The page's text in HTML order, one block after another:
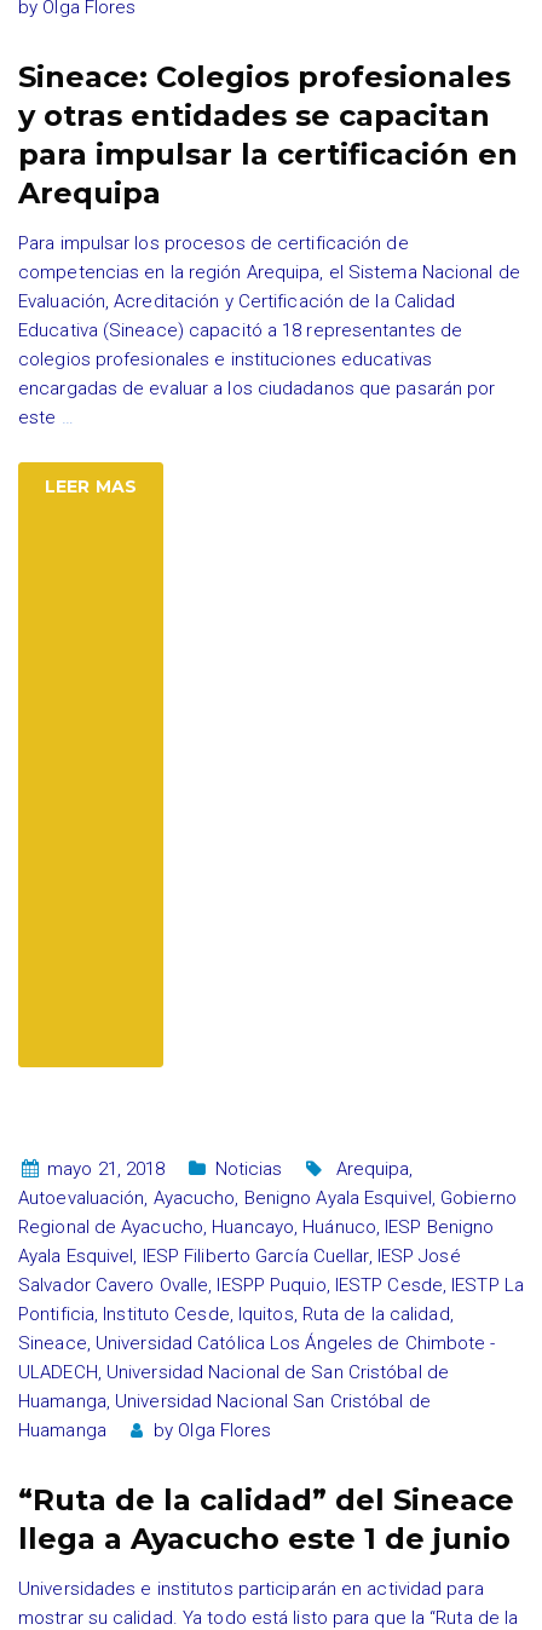
by Olga Flores
Sineace: Colegios profesionales
y otras entidades se capacitan
para impulsar la certificación en
Arequipa
Para impulsar los procesos de certificación de
competencias en la región Arequipa, el Sistema Nacional de
Evaluación, Acreditación y Certificación de la Calidad
Educativa (Sineace) capacitó a 18 representantes de
colegios profesionales e instituciones educativas
encargadas de evaluar a los ciudadanos que pasarán por
este …
LEER MAS
mayo 21, 2018 Noticias Arequipa,
Autoevaluación, Ayacucho, Benigno Ayala Esquivel, Gobierno
Regional de Ayacucho, Huancayo, Huánuco, IESP Benigno
Ayala Esquivel, IESP Filiberto García Cuellar, IESP José
Salvador Cavero Ovalle, IESPP Puquio, IESTP Cesde, IESTP La
Pontificia, Instituto Cesde, Iquitos, Ruta de la calidad,
Sineace, Universidad Católica Los Ángeles de Chimbote -
ULADECH, Universidad Nacional de San Cristóbal de
Huamanga, Universidad Nacional San Cristóbal de
Huamanga
by Olga Flores
“Ruta de la calidad” del Sineace
llega a Ayacucho este 1 de junio
Universidades e institutos participarán en actividad para
mostrar su calidad. Ya todo está listo para que la “Ruta de la